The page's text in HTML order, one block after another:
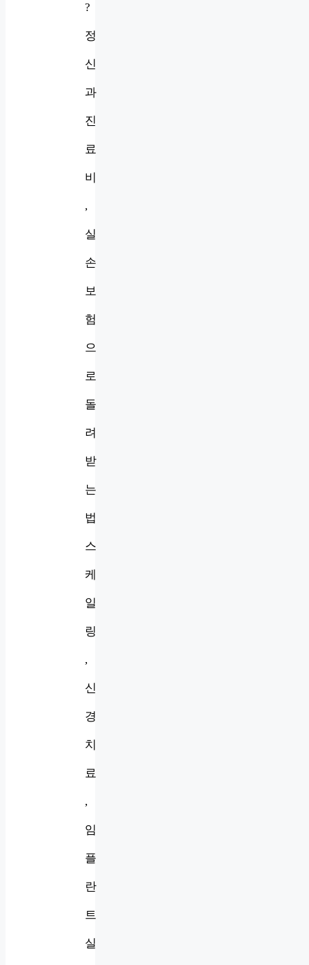
?
정
신
과
진
료
비
,
실
손
보
험
으
로
돌
려
받
는
법
스
케
일
링
,
신
경
치
료
,
임
플
란
트
실